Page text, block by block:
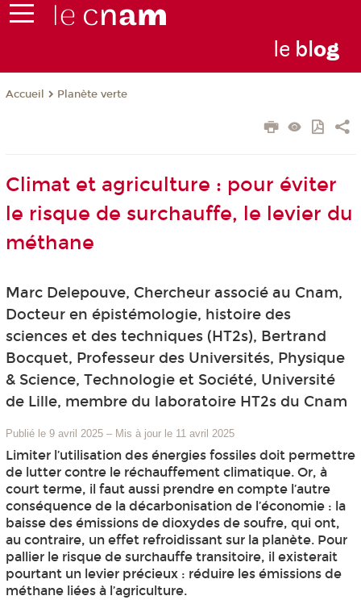
le blog
Accueil Planète verte
Climat et agriculture : pour éviter
le risque de surchauffe, le levier du
méthane
Marc Delepouve, Chercheur associé au Cnam,
Docteur en épistémologie, histoire des
sciences et des techniques (HT2s), Bertrand
Bocquet, Professeur des Universités, Physique
& Science, Technologie et Société, Université
de Lille, membre du laboratoire HT2s du Cnam
Publié le 9 avril 2025 – Mis à jour le 11 avril 2025
Limiter l’utilisation des énergies fossiles doit permettre
de lutter contre le réchauffement climatique. Or, à
court terme, il faut aussi prendre en compte l’autre
conséquence de la décarbonisation de l’économie : la
baisse des émissions de dioxydes de soufre, qui ont,
au contraire, un effet refroidissant sur la planète. Pour
pallier le risque de surchauffe transitoire, il existerait
pourtant un levier précieux : réduire les émissions de
méthane liées à l’agriculture.